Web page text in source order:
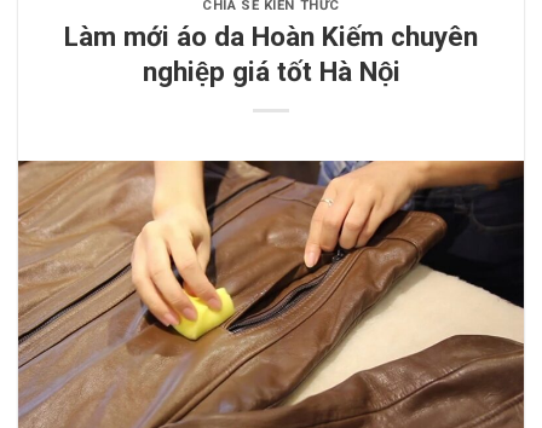
CHIA SẺ KIẾN THỨC
Làm mới áo da Hoàn Kiếm chuyên
nghiệp giá tốt Hà Nội